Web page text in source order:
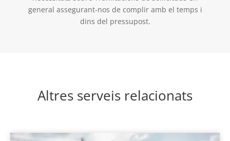
general assegurant-nos de complir amb el temps i
dins del pressupost.
Altres serveis relacionats